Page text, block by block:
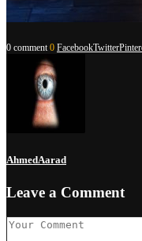
0 comment 0 FacebookTwitter
AhmedAarad
Leave a Comment